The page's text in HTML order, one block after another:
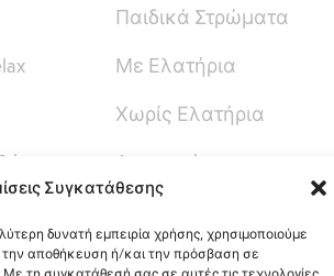
Συγκατάθεσης
δυνατή εμπειρία χρήσης, χρησιμοποιούμε
την αποθήκευση ή/και την πρόσβαση σε
Παιδικά Στρώματα
Με Ελατήρια
Χωρίς Ελατήρια
Ανωστρώματα